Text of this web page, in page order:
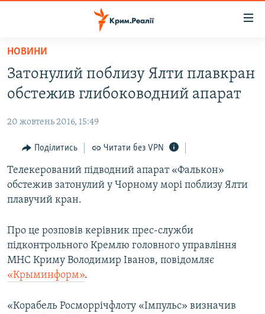
Перейти
основного
матеріалу
до
навігації
Перейти
до
пошуку
ВОДА.КРИМ
ПОЛІТИКА
БЛОГИ
ПОГЛЯД
ІНТЕРВ'Ю
СПЕЦПРОЕКТИ
ДЕПОРТАЦІЯ
ВІДЕОУРОКИ «ELIFBE»
СВІДЧЕННЯ ОКУПАЦІЇ
ЯК ОБІЙТИ БЛОКУВАННЯ
Qırımtatar
НОВИНИ
Затонулий поблизу Ялти плавкран
обстежив глибоководний апарат
20 жовтень 2016, 15:49
Поділитись Читати без VPN
Телекерований підводний апарат «Фалькон»
обстежив затонулий у Чорному морі поблизу Ялти
плавучий кран.
Про це розповів керівник прес-служби
підконтрольного Кремлю головного управління
МНС Криму Володимир Іванов, повідомляє
«Крыминформ».
«Корабель Росморрічфлоту «Імпульс» визначив